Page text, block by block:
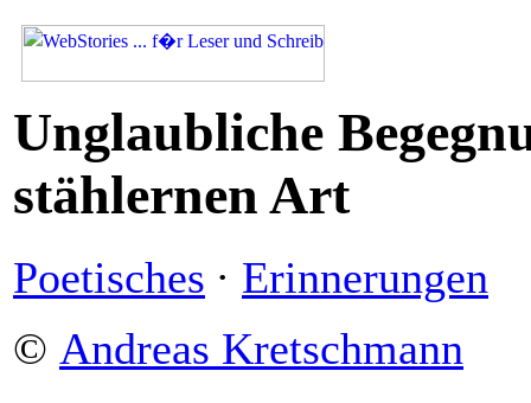
Unglaubliche
stählernen Art
Poetisches · Erinnerungen
© Andreas Kretschmann